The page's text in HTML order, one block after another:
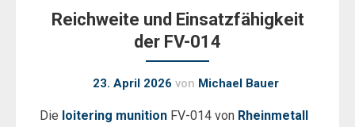
Reichweite und Einsatzfähigkeit
der FV-014
23. April 2026 von Michael Bauer
Die loitering munition FV-014 von Rheinmetall